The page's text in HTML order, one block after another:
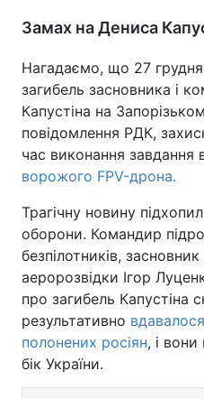
Замах на Дениса
Нагадаємо, що 27
загибель засновника і
Капустіна на
повідомлення РДК,
час виконання завдання
ворожого FPV-дрона.
Трагічну новину
оборони. Командир
безпілотників,
аеророзвідки Ігор
про загибель
результативно
полонених росіян, і
бік України.